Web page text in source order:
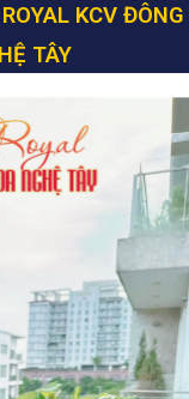
KCV ĐÔNG
TÂY